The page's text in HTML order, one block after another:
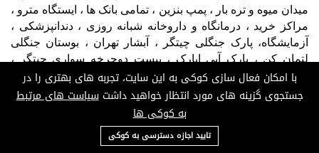
میدان میوه و تره بار ، پمپ بنزین ، تمامی بانک ها ، ایستگاه مترو ،
مراکز خرید ، درمانگاه و داروخانه شبانه روزی ، دندانپزشکی ،
آزمایشگاه، پارک جنگلی چیتگر ، آبشار تهران ، بوستان جنگلی
لتمان کن ، پارک آبی اپارک ، پیست دوچرخه سواری چیتگر ،
پیست سوارکاری چیتگر ، باغ ملی گیاه شناسی ، موزه اتومبیل
های قدیمی ، دریاچه بزرگ شهدای خلیج فارس و فروشگاه های
زنجیره ای و مارکت های مختلف نام برد که سبب گشته است
ساکنین این شهرک زندگی راحتی را در یکی از مناطق خوب شهر
تهران تجربه کنند؛ به طوری که اگرچه مالکین و ساکنین اولیه این
09124685136
با امکان فعال سازی کوکی به این سایت، تجربه های بهتری را در
جستجوی گزینه های مورد انتظار خواهید داشتسیاست های مرتبط
به کوکی ها
تایید اجازه دسترسی به کوکی